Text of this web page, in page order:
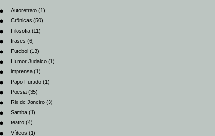
Autoretrato (1)
Crônicas (50)
Filosofia (11)
frases (6)
Futebol (13)
Humor Judaico (1)
imprensa (1)
Papo Furado (1)
Poesia (35)
Rio de Janeiro (3)
Samba (1)
teatro (4)
Vídeos (1)